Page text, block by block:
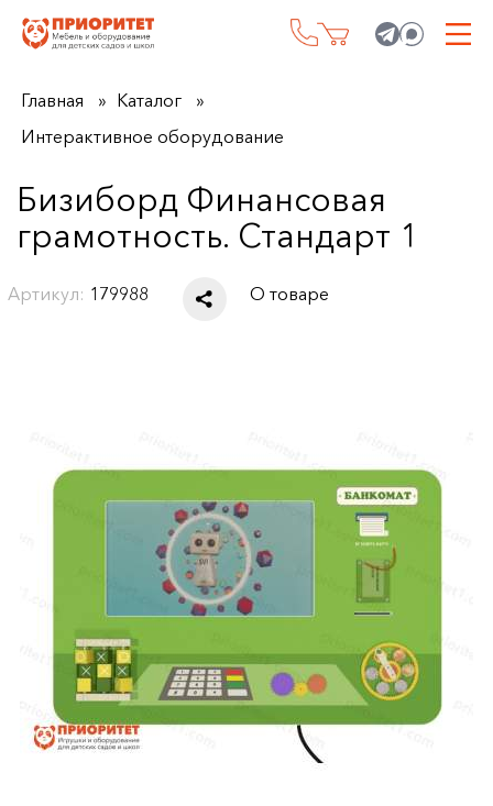
Главная
Каталог
Интерактивное оборудование
Бизиборд Финансовая
грамотность. Стандарт 1
Артикул: 179988 О товаре